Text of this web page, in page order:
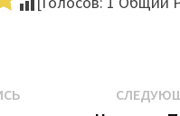
Предыдущая